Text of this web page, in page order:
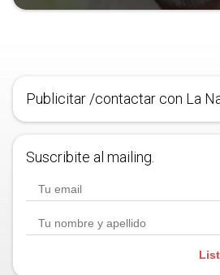
Publicitar /contactar con La
Suscribite al mailing.